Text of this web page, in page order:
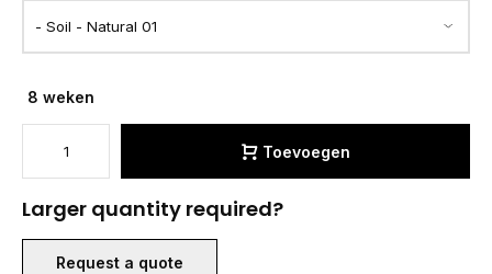
8 weken
Toevoegen
Larger quantity required?
Request a quote